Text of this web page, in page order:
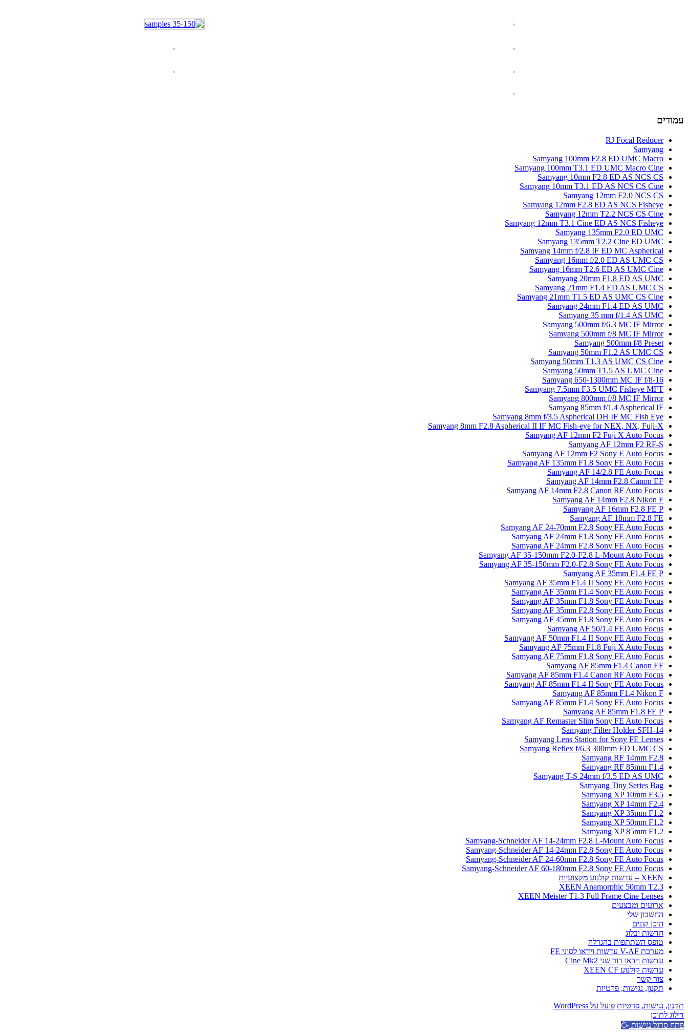
עמודים
RJ Focal Reducer
Samyang
Samyang 100mm F2.8 ED UMC Macro
Samyang 100mm T3.1 ED UMC Macro Cine
Samyang 10mm F2.8 ED AS NCS CS
Samyang 10mm T3.1 ED AS NCS CS Cine
Samyang 12mm F2.0 NCS CS
Samyang 12mm F2.8 ED AS NCS Fisheye
Samyang 12mm T2.2 NCS CS Cine
Samyang 12mm T3.1 Cine ED AS NCS Fisheye
Samyang 135mm F2.0 ED UMC
Samyang 135mm T2.2 Cine ED UMC
Samyang 14mm f/2.8 IF ED MC Aspherical
Samyang 16mm f/2.0 ED AS UMC CS
Samyang 16mm T2.6 ED AS UMC Cine
Samyang 20mm F1.8 ED AS UMC
Samyang 21mm F1.4 ED AS UMC CS
Samyang 21mm T1.5 ED AS UMC CS Cine
Samyang 24mm F1.4 ED AS UMC
Samyang 35 mm f/1.4 AS UMC
Samyang 500mm f/6.3 MC IF Mirror
Samyang 500mm f/8 MC IF Mirror
Samyang 500mm f/8 Preset
Samyang 50mm F1.2 AS UMC CS
Samyang 50mm T1.3 AS UMC CS Cine
Samyang 50mm T1.5 AS UMC Cine
Samyang 650-1300mm MC IF f/8-16
Samyang 7.5mm F3.5 UMC Fisheye MFT
Samyang 800mm f/8 MC IF Mirror
Samyang 85mm f/1.4 Aspherical IF
Samyang 8mm f/3.5 Aspherical DH IF MC Fish Eye
Samyang 8mm F2.8 Aspherical II IF MC Fish-eye for NEX, NX, Fuji-X
Samyang AF 12mm F2 Fuji X Auto Focus
Samyang AF 12mm F2 RF-S
Samyang AF 12mm F2 Sony E Auto Focus
Samyang AF 135mm F1.8 Sony FE Auto Focus
Samyang AF 14/2.8 FE Auto Focus
Samyang AF 14mm F2.8 Canon EF
Samyang AF 14mm F2.8 Canon RF Auto Focus
Samyang AF 14mm F2.8 Nikon F
Samyang AF 16mm F2.8 FE P
Samyang AF 18mm F2.8 FE
Samyang AF 24-70mm F2.8 Sony FE Auto Focus
Samyang AF 24mm F1.8 Sony FE Auto Focus
Samyang AF 24mm F2.8 Sony FE Auto Focus
Samyang AF 35-150mm F2.0-F2.8 L-Mount Auto Focus
Samyang AF 35-150mm F2.0-F2.8 Sony FE Auto Focus
Samyang AF 35mm F1.4 FE P
Samyang AF 35mm F1.4 II Sony FE Auto Focus
Samyang AF 35mm F1.4 Sony FE Auto Focus
Samyang AF 35mm F1.8 Sony FE Auto Focus
Samyang AF 35mm F2.8 Sony FE Auto Focus
Samyang AF 45mm F1.8 Sony FE Auto Focus
Samyang AF 50/1.4 FE Auto Focus
Samyang AF 50mm F1.4 II Sony FE Auto Focus
Samyang AF 75mm F1.8 Fuji X Auto Focus
Samyang AF 75mm F1.8 Sony FE Auto Focus
Samyang AF 85mm F1.4 Canon EF
Samyang AF 85mm F1.4 Canon RF Auto Focus
Samyang AF 85mm F1.4 II Sony FE Auto Focus
Samyang AF 85mm F1.4 Nikon F
Samyang AF 85mm F1.4 Sony FE Auto Focus
Samyang AF 85mm F1.8 FE P
Samyang AF Remaster Slim Sony FE Auto Focus
Samyang Filter Holder SFH-14
Samyang Lens Station for Sony FE Lenses
Samyang Reflex f/6.3 300mm ED UMC CS
Samyang RF 14mm F2.8
Samyang RF 85mm F1.4
Samyang T-S 24mm f/3.5 ED AS UMC
Samyang Tiny Series Bag
Samyang XP 10mm F3.5
Samyang XP 14mm F2.4
Samyang XP 35mm F1.2
Samyang XP 50mm F1.2
Samyang XP 85mm F1.2
Samyang-Schneider AF 14-24mm F2.8 L-Mount Auto Focus
Samyang-Schneider AF 14-24mm F2.8 Sony FE Auto Focus
Samyang-Schneider AF 24-60mm F2.8 Sony FE Auto Focus
Samyang-Schneider AF 60-180mm F2.8 Sony FE Auto Focus
XEEN – עדשות קולנוע מקצועיות
XEEN Anamorphic 50mm T2.3
XEEN Meister T1.3 Full Frame Cine Lenses
ארועים ומבצעים
החשבון שלי
היכן קונים
חדשות ובלוג
טופס השתתפות בהגרלה
מערכת V-AF עדשות וידאו לסוני FE
עדשות וידאו דור שני Cine Mk2
עדשות קולנוע XEEN CF
צור קשר
תקנון, נגישות, פרטיות
תקנון, נגישות, פרטיות פועל על WordPress
דילוג לתוכן
פתח סרגל נגישות